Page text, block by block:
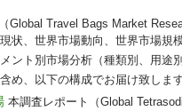
Global Travel Bags Market
状、世界市場動向、世界市場規
ント別市場分析（種類別、用途
め、以下の構成でお届け致しま
本調査レポート（Global